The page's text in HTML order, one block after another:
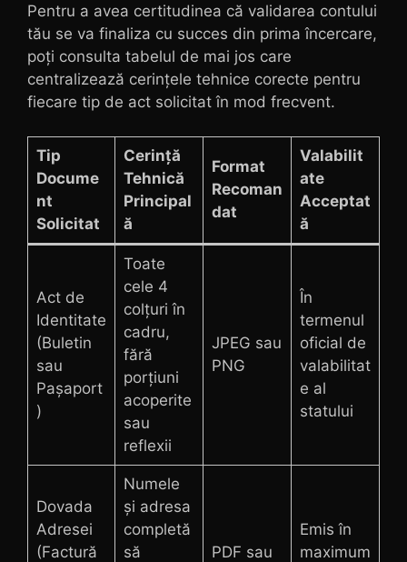
Pentru a avea certitudinea că validarea contului
tău se va finaliza cu succes din prima încercare,
poți consulta tabelul de mai jos care
centralizează cerințele tehnice corecte pentru
fiecare tip de act solicitat în mod frecvent.
Tip
Docume
nt
Solicitat
Cerință
Tehnică
Principal
ă
Format
Recoman
dat
Valabilit
ate
Acceptat
ă
Act de
Identitate
(Buletin
sau
Pașaport
)
Toate
cele 4
colțuri în
cadru,
fără
porțiuni
acoperite
sau
reflexii
JPEG sau
PNG
În
termenul
oficial de
valabilitat
e al
statului
Dovada
Adresei
(Factură
Numele
și adresa
completă
să
PDF sau
Emis în
maximum